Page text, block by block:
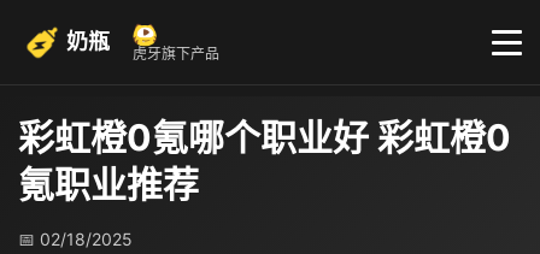
奶瓶 虎牙旗下产品
彩虹橙0氪哪个职业好 彩虹橙0
氪职业推荐
📅 02/18/2025